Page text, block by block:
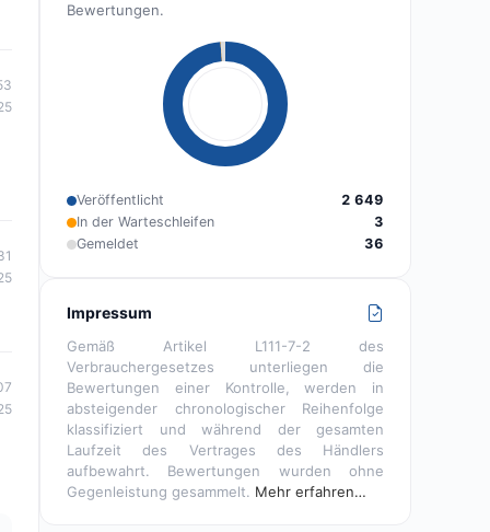
Bewertungen.
Veröffentlicht
2 649
In der Warteschleifen
3
Gemeldet
36
Impressum
Gemäß Artikel L111-7-2 des
Verbrauchergesetzes unterliegen die
Bewertungen einer Kontrolle, werden in
absteigender chronologischer Reihenfolge
klassifiziert und während der gesamten
Laufzeit des Vertrages des Händlers
aufbewahrt. Bewertungen wurden ohne
Gegenleistung gesammelt. Mehr erfahren…